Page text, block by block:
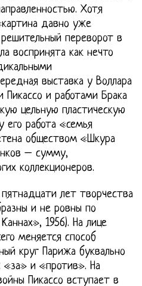
Хотя
давно уже
переворот в
воспринята как нечто
выставка у Воллара
и работами Брака
цельную пластическую
его работа «семья
обществом «Шкура
– сумму,
коллекционеров.
лет творчества
и не ровны по
1956). На лице
меняется способ
круг Парижа буквально
«за» и «против». На
Пикассо вступает в